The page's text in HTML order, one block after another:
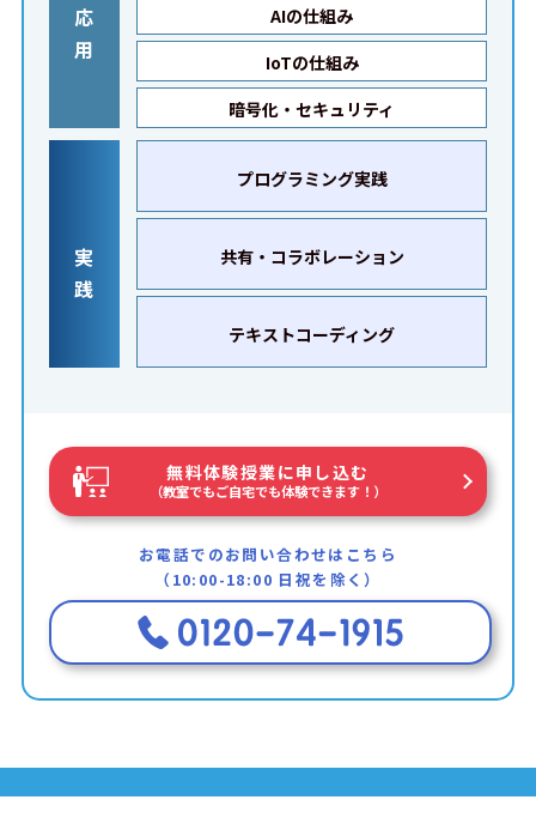
応
用
AIの仕組み
IoTの仕組み
暗号化・セキュリティ
実
践
プログラミング実践
共有・コラボレーション
テキストコーディング
無料体験授業に申し込む
（教室でもご自宅でも体験できます！）
お電話でのお問い合わせはこちら
（10:00-18:00 日祝を除く）